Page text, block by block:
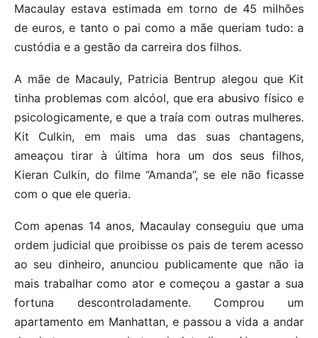
Macaulay estava estimada em torno de 45 milhões
de euros, e tanto o pai como a mãe queriam tudo: a
custódia e a gestão da carreira dos filhos.
A mãe de Macauly, Patricia Bentrup alegou que Kit
tinha problemas com alcóol, que era abusivo físico e
psicologicamente, e que a traía com outras mulheres.
Kit Culkin, em mais uma das suas chantagens,
ameaçou tirar à última hora um dos seus filhos,
Kieran Culkin, do filme “Amanda”, se ele não ficasse
com o que ele queria.
Com apenas 14 anos, Macaulay conseguiu que uma
ordem judicial que proibisse os pais de terem acesso
ao seu dinheiro, anunciou publicamente que não ia
mais trabalhar como ator e começou a gastar a sua
fortuna descontroladamente. Comprou um
apartamento em Manhattan, e passou a vida a andar